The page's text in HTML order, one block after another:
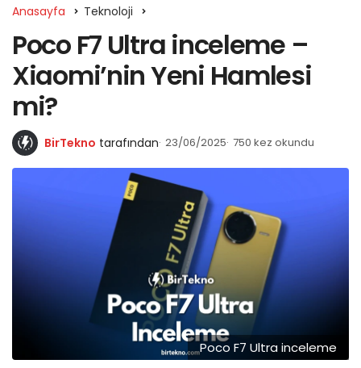
Anasayfa Teknoloji
Poco F7 Ultra inceleme –
Xiaomi’nin Yeni Hamlesi
mi?
BirTekno tarafından 23/06/2025 750 kez okundu
Poco F7 Ultra inceleme